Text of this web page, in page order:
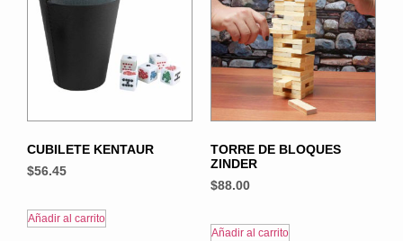
CUBILETE KENTAUR
$56.45
Añadir al carrito
TORRE DE BLOQUES
ZINDER
$88.00
Añadir al carrito